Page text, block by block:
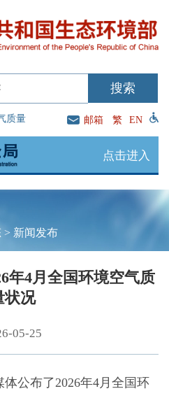
质量 邮箱 繁 EN
点击进入
> 新闻发布
年4月全国环境空气质
状况
05-25
公布了2026年4月全国环